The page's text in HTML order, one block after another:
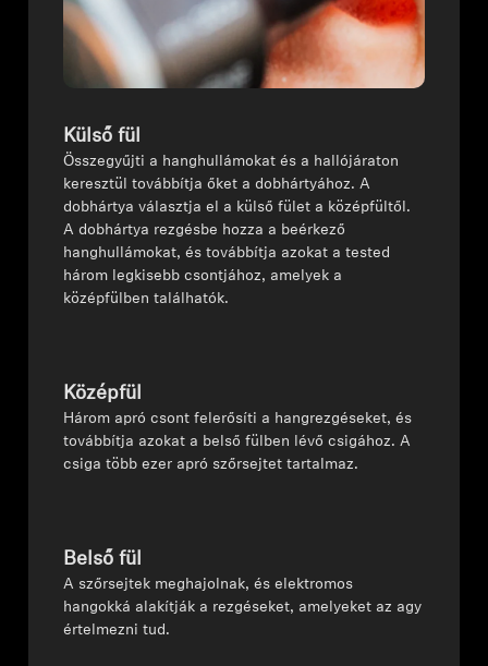
Külső fül
⁠⁠Összegyűjti a hanghullámokat és a hallójáraton
keresztül továbbítja őket a dobhártyához. A
dobhártya választja el a külső fület a középfültől.
A dobhártya rezgésbe hozza a beérkező
hanghullámokat, és továbbítja azokat a tested
három legkisebb csontjához, amelyek a
középfülben találhatók.
Középfül
⁠⁠Három apró csont felerősíti a hangrezgéseket, és
továbbítja azokat a belső fülben lévő csigához. A
csiga több ezer apró szőrsejtet tartalmaz.
Belső fül
A szőrsejtek meghajolnak, és elektromos
hangokká alakítják a rezgéseket, amelyeket az agy
értelmezni tud.